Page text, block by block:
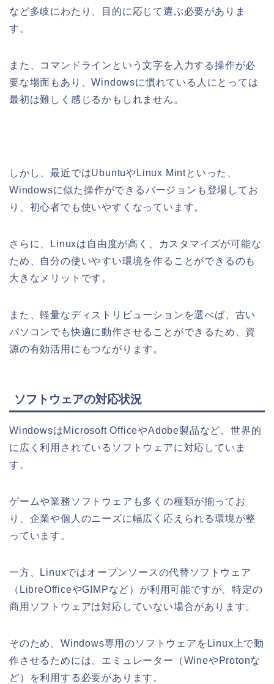
など多岐にわたり、目的に応じて選ぶ必要がありま
す。
また、コマンドラインという文字を入力する操作が必
要な場面もあり、Windowsに慣れている人にとっては
最初は難しく感じるかもしれません。
しかし、最近ではUbuntuやLinux Mintといった、
Windowsに似た操作ができるバージョンも登場してお
り、初心者でも使いやすくなっています。
さらに、Linuxは自由度が高く、カスタマイズが可能な
ため、自分の使いやすい環境を作ることができるのも
大きなメリットです。
また、軽量なディストリビューションを選べば、古い
パソコンでも快適に動作させることができるため、資
源の有効活用にもつながります。
ソフトウェアの対応状況
WindowsはMicrosoft OfficeやAdobe製品など、世界的
に広く利用されているソフトウェアに対応していま
す。
ゲームや業務ソフトウェアも多くの種類が揃ってお
り、企業や個人のニーズに幅広く応えられる環境が整
っています。
一方、Linuxではオープンソースの代替ソフトウェア
（LibreOfficeやGIMPなど）が利用可能ですが、特定の
商用ソフトウェアは対応していない場合があります。
そのため、Windows専用のソフトウェアをLinux上で動
作させるためには、エミュレーター（WineやProtonな
ど）を利用する必要があります。